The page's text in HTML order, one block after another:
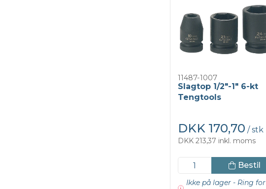
11487-1007
Slagtop 1/2"-1" 6-kt
Tengtools
DKK 170,70 / stk
DKK 213,37 inkl. moms
Bestil
Ikke på lager - Ring for